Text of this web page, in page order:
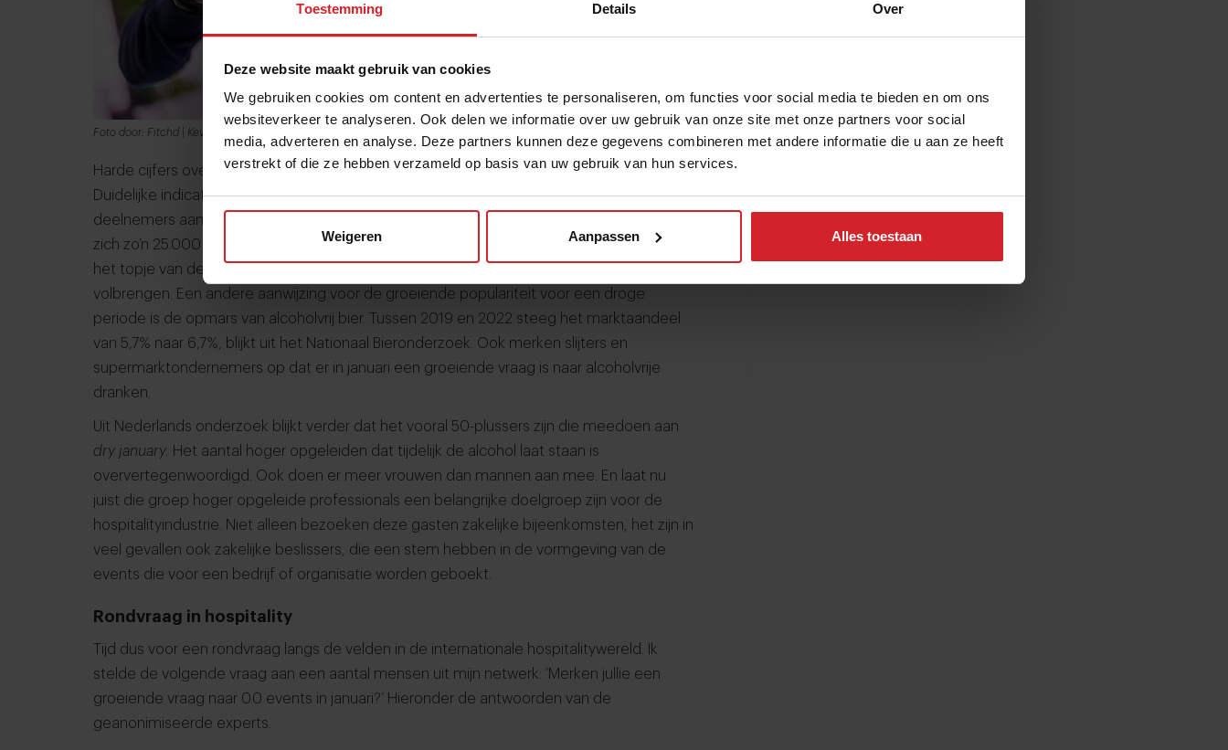
Toestemming Details Over
Deze website maakt gebruik van cookies
We gebruiken cookies om content en advertenties te personaliseren, om functies voor social media te bieden en om ons
websiteverkeer te analyseren. Ook delen we informatie over uw gebruik van onze site met onze partners voor social
media, adverteren en analyse. Deze partners kunnen deze gegevens combineren met andere informatie die u aan ze heeft
verstrekt of die ze hebben verzameld op basis van uw gebruik van hun services.
Weigeren Aanpassen Alles toestaan
Foto door: Fitchd | Kevin Verkruijssen
Harde cijfers over hoeveel mensen bewust afzien van alcohol in januari zijn er niet.
Duidelijke indicaties zijn er wel. De Jellinek-kliniek ziet een groei van het aantal
deelnemers aan hun IkPas-campagne: dat is
zich zo’n 25.000 mensen ingeschreven. Volgens leefstijlonderzoekers is dat getal maar
het topje van de ijsberg, omdat de meeste mensen op eigen houtje
volbrengen. Een andere aanwijzing voor de groeiende populariteit voor een droge
periode is de opmars van alcoholvrij bier. Tussen 2019 en 2022 steeg het marktaandeel
van 5,7% naar 6,7%, blijkt uit het Nationaal Bieronderzoek. Ook merken slijters en
supermarktondernemers op dat er in januari een groeiende vraag is naar alcoholvrije
dranken.
Uit Nederlands onderzoek blijkt verder dat het vooral 50-plussers zijn die meedoen aan
dry january. Het aantal hoger opgeleiden dat tijdelijk de alcohol laat staan is
oververtegenwoordigd. Ook doen er meer vrouwen dan mannen aan mee. En laat nu
juist die groep hoger opgeleide professionals een belangrijke doelgroep zijn voor de
hospitalityindustrie. Niet alleen bezoeken deze gasten zakelijke bijeenkomsten, het zijn in
veel gevallen ook zakelijke beslissers, die een stem hebben in de vormgeving van de
events die voor een bedrijf of organisatie worden geboekt.
Rondvraag in hospitality
Tijd dus voor een rondvraag langs de velden in de internationale hospitalitywereld. Ik
stelde de volgende vraag aan een aantal mensen uit mijn netwerk: ‘Merken jullie een
groeiende vraag naar 0.0 events in januari?’ Hieronder de antwoorden van de
geanonimiseerde experts.